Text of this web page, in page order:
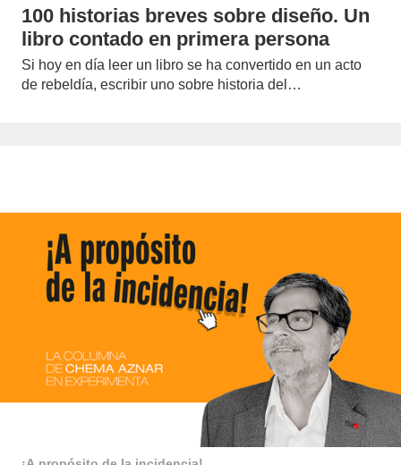
100 historias breves sobre diseño. Un
libro contado en primera persona
Si hoy en día leer un libro se ha convertido en un acto
de rebeldía, escribir uno sobre historia del…